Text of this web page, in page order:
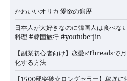
かわいいオリカ 愛欲の遍歴
日本人が大好きなのに韓国人は食べ
料理 #韓国旅行 #youtuberjin
【副業初心者向け】恋愛×Threadsで
化する方法
【1500部突破☆ロングセラー】稼ぎ